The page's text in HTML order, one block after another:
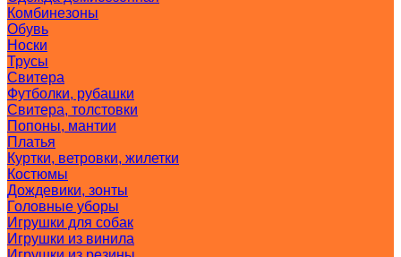
Комбинезоны
Обувь
Носки
Трусы
Свитера
Футболки, рубашки
Свитера, толстовки
Попоны, мантии
Платья
Куртки, ветровки, жилетки
Костюмы
Дождевики, зонты
Головные уборы
Игрушки для собак
Игрушки из винила